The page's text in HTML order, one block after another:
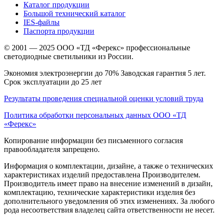
Каталог продукции
Большой технический каталог
IES-файлы
Паспорта продукции
© 2001 — 2025 ООО «ТД «Ферекс» профессиональные
светодиодные светильники из России.
Экономия электроэнергии до 70% Заводская гарантия 5 лет.
Срок эксплуатации до 25 лет
Результаты проведения специальной оценки условий труда
Политика обработки персональных данных ООО «ТД
«Ферекс»
Копирование информации без письменного согласия
правообладателя запрещено.
Информация о комплектации, дизайне, а также о технических
характеристиках изделий предоставлена Производителем.
Производитель имеет право на внесение изменений в дизайн,
комплектацию, технические характеристики изделия без
дополнительного уведомления об этих изменениях. За любого
рода несоответствия владелец сайта ответственности не несет.